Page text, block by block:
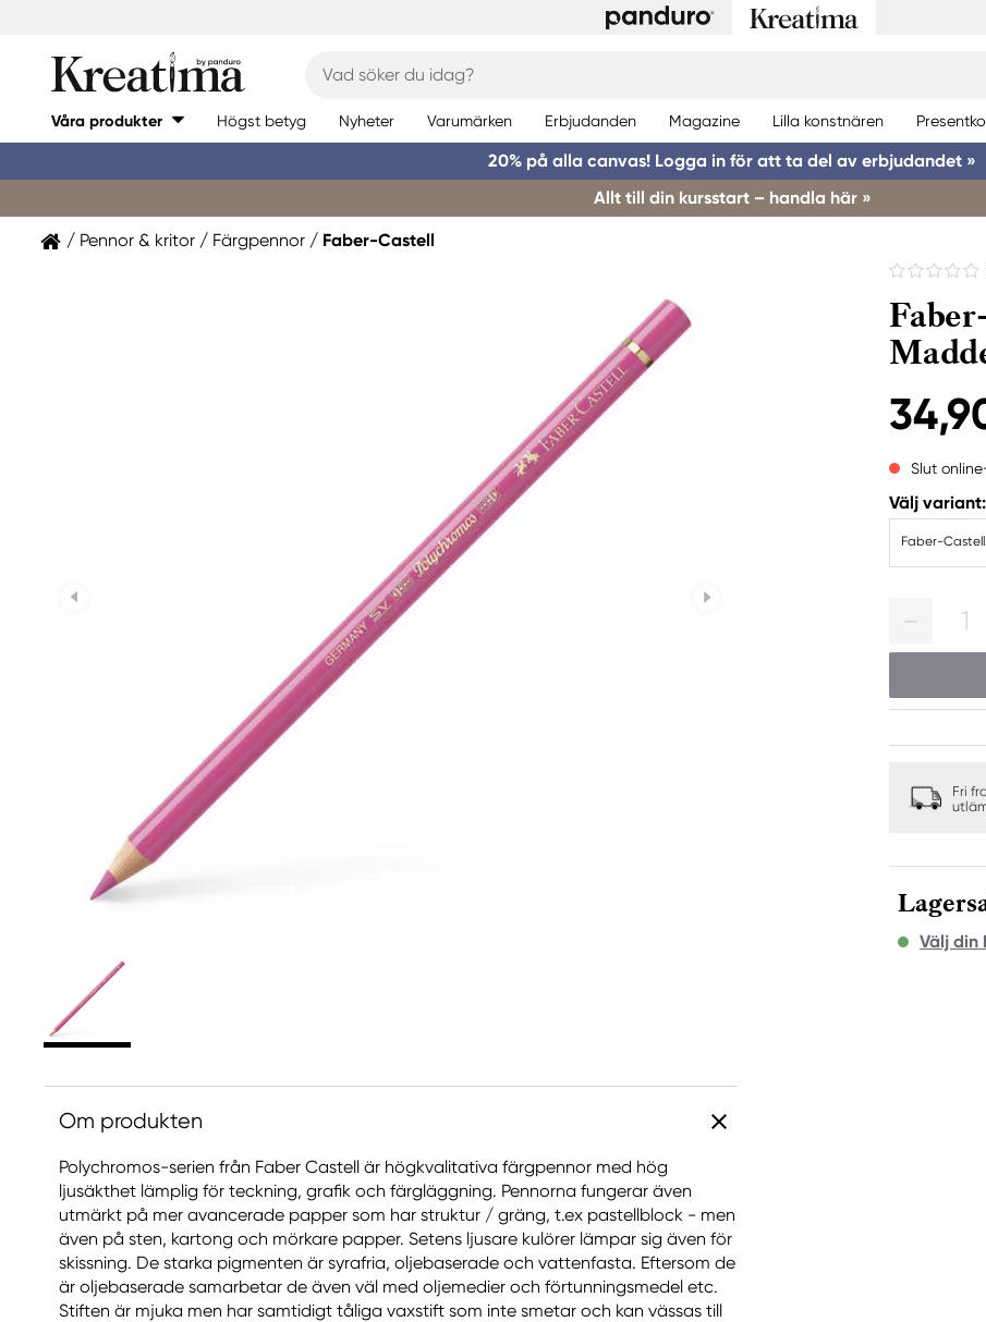
Våra produkter Högst betyg Nyheter Varumärken Erbjudanden Magazine Lilla konstnären
20% på alla canvas! Logga in för att ta del av erbjudandet »
Allt till din kursstart – handla här »
Pennor & kritor Färgpennor Faber-Castell
Slut online
Välj variant:
Faber-Castell
1
Fri
Välj din
Om produkten
Polychromos-serien från Faber Castell är högkvalitativa färgpennor med hög
ljusäkthet lämplig för teckning, grafik och färgläggning. Pennorna fungerar även
utmärkt på mer avancerade papper som har struktur / gräng, t.ex pastellblock - men
även på sten, kartong och mörkare papper. Setens ljusare kulörer lämpar sig även för
skissning. De starka pigmenten är syrafria, oljebaserade och vattenfasta. Eftersom de
är oljebaserade samarbetar de även väl med oljemedier och förtunningsmedel etc.
Stiften är mjuka men har samtidigt tåliga vaxstift som inte smetar och kan vässas till